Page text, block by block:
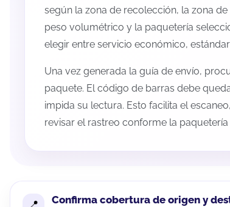
según la zona de recolección, la zona
peso volumétrico y la paquetería
elegir entre servicio económico,
Una vez generada la guía de envío,
paquete. El código de barras debe
impida su lectura. Esto facilita el
revisar el rastreo conforme la
Confirma cobertura de origen y